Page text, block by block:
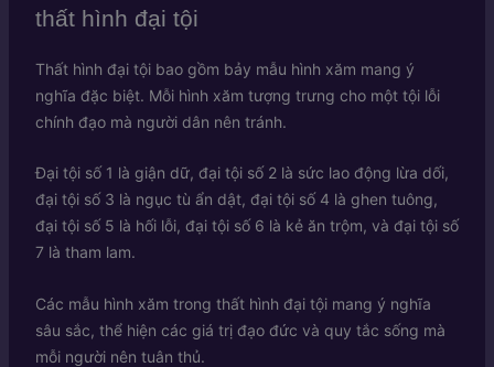
thất hình đại tội
Thất hình đại tội bao gồm bảy mẫu hình xăm mang ý
nghĩa đặc biệt. Mỗi hình xăm tượng trưng cho một tội lỗi
chính đạo mà người dân nên tránh.
Đại tội số 1 là giận dữ, đại tội số 2 là sức lao động lừa dối,
đại tội số 3 là ngục tù ẩn dật, đại tội số 4 là ghen tuông,
đại tội số 5 là hối lỗi, đại tội số 6 là kẻ ăn trộm, và đại tội số
7 là tham lam.
Các mẫu hình xăm trong thất hình đại tội mang ý nghĩa
sâu sắc, thể hiện các giá trị đạo đức và quy tắc sống mà
mỗi người nên tuân thủ.